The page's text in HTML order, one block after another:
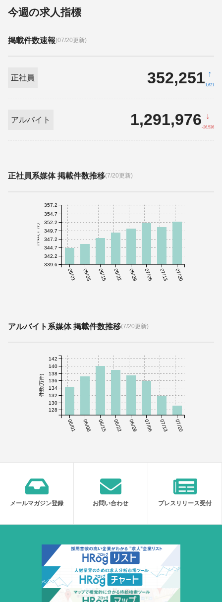
今週の求人指標
掲載件数速報(07/20更新)
正社員 352,251 ↑
1,621
アルバイト 1,291,976 ↓
-26,536
正社員系媒体 掲載件数推移(7/20更新)
06/01 06/08 06/15 06/22 06/29 07/06 07/13 07/20
件数(千件)
339.6
342.2
344.7
347.2
349.7
352.2
354.7
357.2
アルバイト系媒体 掲載件数推移(7/20更新)
06/01 06/08 06/15 06/22 06/29 07/06 07/13 07/20
件数(万件)
128
130
132
134
136
138
140
142
メールマガジン登録 お問い合わせ プレスリリース受付